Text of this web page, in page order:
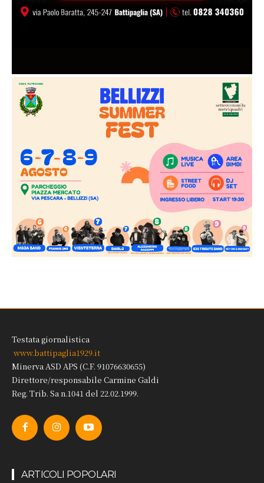
Testata giornalistica
www.battipaglia1929.it
Minerva ASD APS (C.F. 91076630655)
Direttore/responsabile Carmine Galdi
Reg. Trib. Sa n.1041 del 22.02.1999.
ARTICOLI POPOLARI